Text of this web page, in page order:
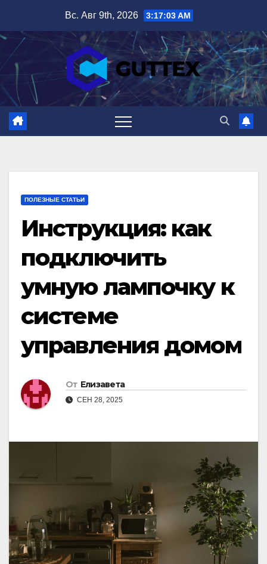
содержимому
Вс. Авг 9th, 2026 3:17:04 AM
ПОЛЕЗНЫЕ СТАТЬИ
Инструкция: как
подключить
умную лампочку к
системе
управления домом
От Елизавета
СЕН 28, 2025